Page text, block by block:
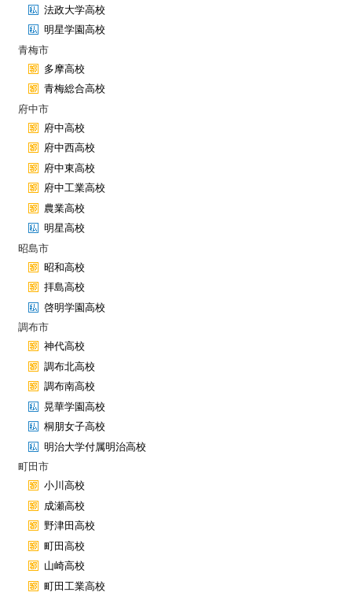
法政大学高校
明星学園高校
青梅市
多摩高校
青梅総合高校
府中市
府中高校
府中西高校
府中東高校
府中工業高校
農業高校
明星高校
昭島市
昭和高校
拝島高校
啓明学園高校
調布市
神代高校
調布北高校
調布南高校
晃華学園高校
桐朋女子高校
明治大学付属明治高校
町田市
小川高校
成瀬高校
野津田高校
町田高校
山崎高校
町田工業高校